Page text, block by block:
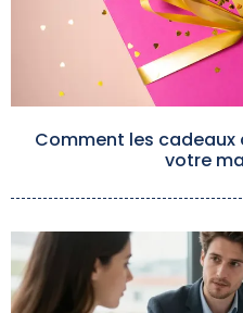
Comment les cadeaux
votre